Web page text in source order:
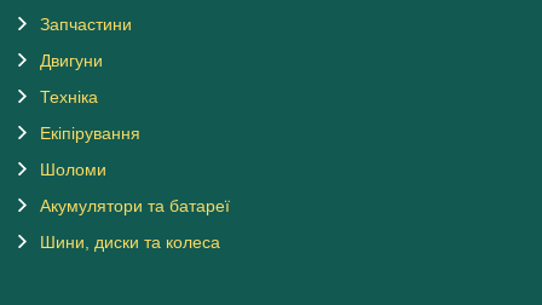
Запчастини
Двигуни
Техніка
Екіпірування
Шоломи
Акумулятори та батареї
Шини, диски та колеса